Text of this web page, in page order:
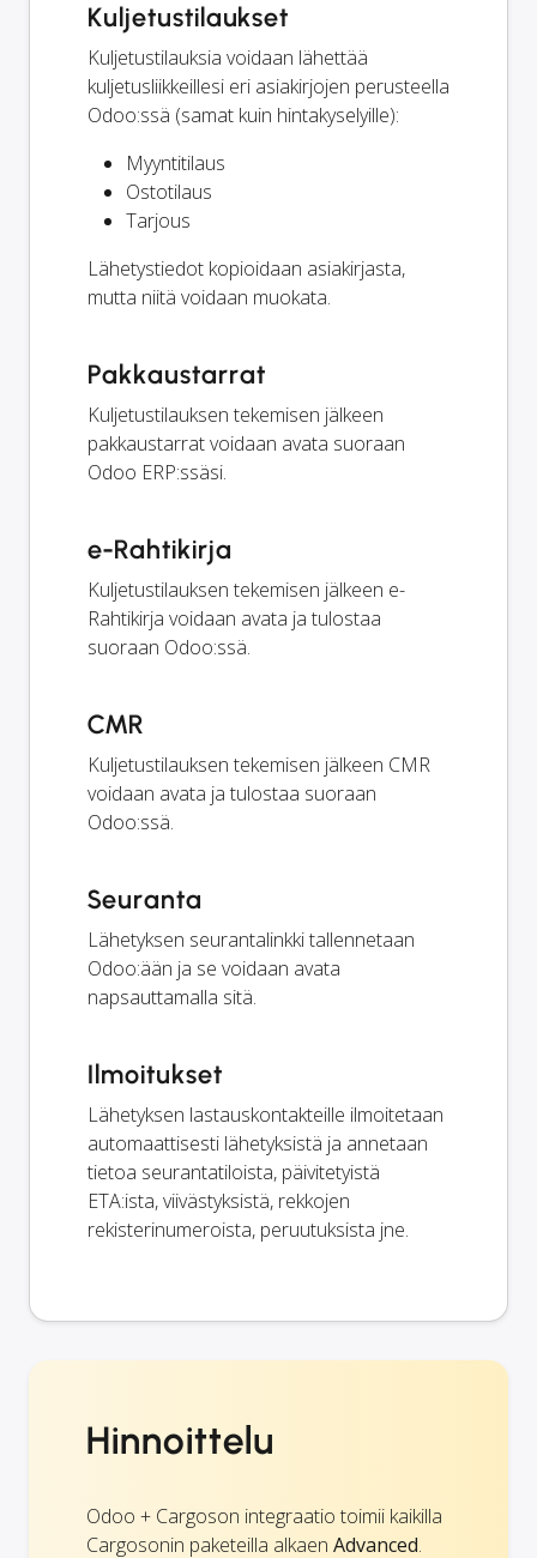
Kuljetustilaukset
Kuljetustilauksia voidaan lähettää
kuljetusliikkeillesi eri asiakirjojen perusteella
Odoo:ssä (samat kuin hintakyselyille):
Myyntitilaus
Ostotilaus
Tarjous
Lähetystiedot kopioidaan asiakirjasta,
mutta niitä voidaan muokata.
Pakkaustarrat
Kuljetustilauksen tekemisen jälkeen
pakkaustarrat voidaan avata suoraan
Odoo ERP:ssäsi.
e-Rahtikirja
Kuljetustilauksen tekemisen jälkeen e-
Rahtikirja voidaan avata ja tulostaa
suoraan Odoo:ssä.
CMR
Kuljetustilauksen tekemisen jälkeen CMR
voidaan avata ja tulostaa suoraan
Odoo:ssä.
Seuranta
Lähetyksen seurantalinkki tallennetaan
Odoo:ään ja se voidaan avata
napsauttamalla sitä.
Ilmoitukset
Lähetyksen lastauskontakteille ilmoitetaan
automaattisesti lähetyksistä ja annetaan
tietoa seurantatiloista, päivitetyistä
ETA:ista, viivästyksistä, rekkojen
rekisterinumeroista, peruutuksista jne.
Hinnoittelu
Odoo + Cargoson integraatio toimii kaikilla
Cargosonin paketeilla alkaen Advanced.